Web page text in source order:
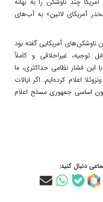
آمریکای لاتین» به آب‌های
ناوشکن‌های آمریکایی گفته بود
توجیه، غیراخلاقی و کاملاً
این فشار نظامی حداکثری، ما
اعلام کرده‌ایم. اگر ایالات
اساسی جمهوری مسلح اعلام
دنبال کنید: